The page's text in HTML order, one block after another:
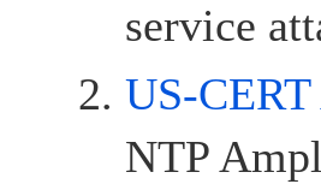
service
US-
NTP